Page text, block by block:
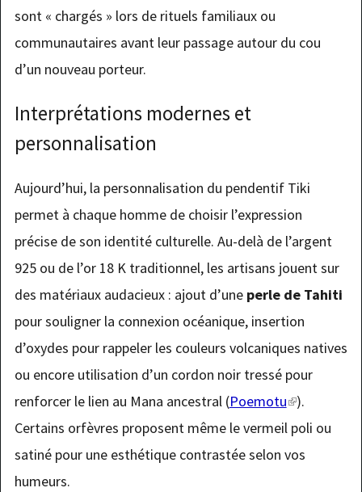
sont « chargés » lors de rituels familiaux ou
communautaires avant leur passage autour du cou
d’un nouveau porteur.
Interprétations modernes et
personnalisation
Aujourd’hui, la personnalisation du pendentif Tiki
permet à chaque homme de choisir l’expression
précise de son identité culturelle. Au-delà de l’argent
925 ou de l’or 18 K traditionnel, les artisans jouent sur
des matériaux audacieux : ajout d’une perle de Tahiti
pour souligner la connexion océanique, insertion
d’oxydes pour rappeler les couleurs volcaniques natives
ou encore utilisation d’un cordon noir tressé pour
renforcer le lien au Mana ancestral (Poemotu(link
is
external)
).
Certains orfèvres proposent même le vermeil poli ou
satiné pour une esthétique contrastée selon vos
humeurs.